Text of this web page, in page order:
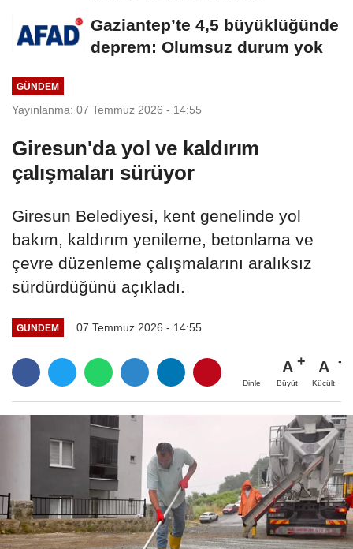
Gaziantep’te 4,5 büyüklüğünde
deprem: Olumsuz durum yok
GÜNDEM
Yayınlanma: 07 Temmuz 2026 - 14:55
Giresun'da yol ve kaldırım
çalışmaları sürüyor
Giresun Belediyesi, kent genelinde yol
bakım, kaldırım yenileme, betonlama ve
çevre düzenleme çalışmalarını aralıksız
sürdürdüğünü açıkladı.
GÜNDEM 07 Temmuz 2026 - 14:55
Dinle
A
Büyüt
A
Küçült